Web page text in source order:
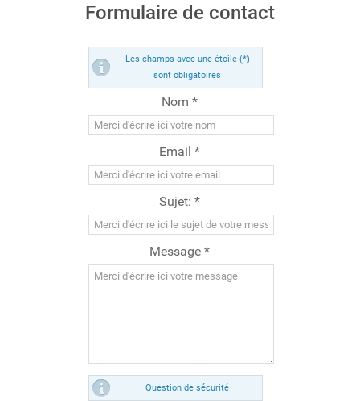
Formulaire de contact
Les champs avec une étoile (*)
sont obligatoires
Nom *
Email *
Sujet: *
Message *
Question de sécurité